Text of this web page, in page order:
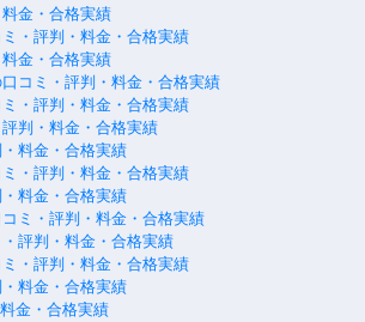
金・合格実績
・評判・料金・合格実績
金・合格実績
コミ・評判・料金・合格実績
・評判・料金・合格実績
判・料金・合格実績
料金・合格実績
・評判・料金・合格実績
料金・合格実績
ミ・評判・料金・合格実績
評判・料金・合格実績
・評判・料金・合格実績
料金・合格実績
金・合格実績